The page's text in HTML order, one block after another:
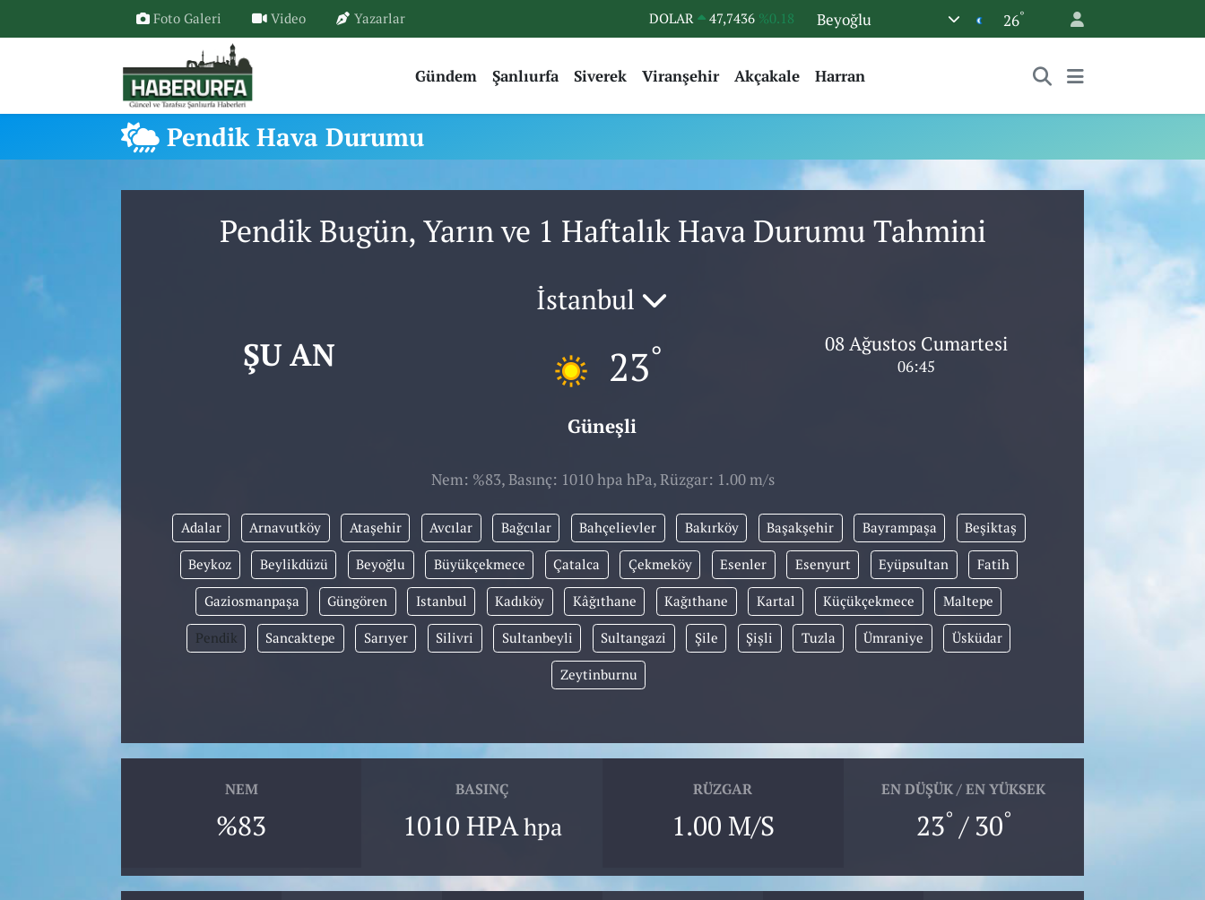
Foto Galeri Video Yazarlar DOLAR 47,7436 %0.18
STERLİN
64,4811 %0.38
GRAM ALTIN
6660.55 %0.03
Beyoğlu 26°
Gündem Şanlıurfa Siverek Viranşehir Akçakale Harran
Pendik Hava Durumu
Pendik Bugün, Yarın ve 1 Haftalık Hava Durumu Tahmini
ŞU AN
İstanbul
23°
Güneşli
08 Ağustos Cumartesi
06:45
Nem: %83, Basınç: 1010 hpa hPa, Rüzgar: 1.00 m/s
Adalar Arnavutköy Ataşehir Avcılar Bağcılar Bahçelievler Bakırköy Başakşehir Bayrampaşa Beşiktaş
Beykoz Beylikdüzü Beyoğlu Büyükçekmece Çatalca Çekmeköy Esenler Esenyurt Eyüpsultan Fatih
Gaziosmanpaşa Güngören Istanbul Kadıköy Kâğıthane Kağıthane Kartal Küçükçekmece Maltepe
Pendik Sancaktepe Sarıyer Silivri Sultanbeyli Sultangazi Şile Şişli Tuzla Ümraniye Üsküdar
Zeytinburnu
NEM
%83
BASINÇ
1010 HPAhpa
RÜZGAR
1.00 M/S
EN DÜŞÜK / EN YÜKSEK
23° / 30°